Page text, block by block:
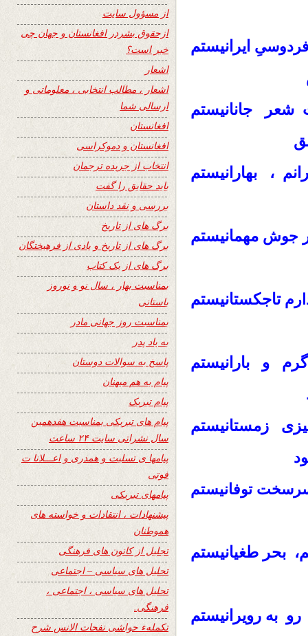
ایرانیستم
شعر جانانیستم
، بهارانیستم
جوش مهمانیستم
تاجکستانیستم
و بارانیستم
زمستانیستم
توفانیستم
بحر طغیانیستم
به رویرانیستم
از مسؤول سایت
ازحقوق بشردر افغانستان و جهان چی
خبر است؟
اشعار
اشعار ، مطالب انتخابی ، معلوماتی و
ارسالی شما
افغانستان
افغانستان و دموکراسی
انتخاب از جریده ترجمان
باید حقایق را گفت
بررسی و نقد داستان
برگ های از تاریخ
برگ های از تاریخ و یادی از فرهیختگان
برگ های از یک کتاب
بمناسبت بهار ، سال نو و نوروز
باستانی
بمناسبت روز جهانی مادر
به یاد پدر
پاسخ به سوالات دوستان
پیام به هم میهنان
پیام تبریک
پیام های تبریکی بمناسبت هفدهمین
سال نشراتی سایت ۲۴ ساعت
پیامها ی تسلیت و همدری و اعـــلانا ت
فوتی
پیامهای تبریکی
پیشنهادات ، انتقادات و خواسته های
هموطنان
تجلیل از کانون های فرهنگی
تحلیل های سیاسی – اجتماعی
تحلیل های سیاسی ، اجتماعی ،
فرهنگی.
تکملهء حواشی نفحات الانس شرح